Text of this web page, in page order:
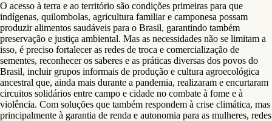
O acesso à terra e ao território são condições primeiras para que
indígenas, quilombolas, agricultura familiar e camponesa possam
produzir alimentos saudáveis para o Brasil, garantindo também
preservação e justiça ambiental. Mas as necessidades não se limitam a
isso, é preciso fortalecer as redes de troca e comercialização de
sementes, reconhecer os saberes e as práticas diversas dos povos do
Brasil, incluir grupos informais de produção e cultura agroecológica
ancestral que, ainda mais durante a pandemia, realizaram e encurtaram
circuitos solidários entre campo e cidade no combate à fome e à
violência. Com soluções que também respondem à crise climática, mas
principalmente à garantia de renda e autonomia para as mulheres, redes